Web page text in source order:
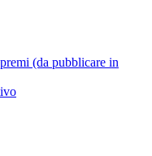
(da pubblicare in